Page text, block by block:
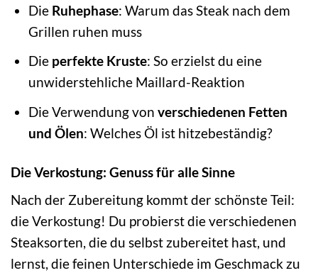
Die Ruhephase: Warum das Steak nach dem
Grillen ruhen muss
Die perfekte Kruste: So erzielst du eine
unwiderstehliche Maillard-Reaktion
Die Verwendung von verschiedenen Fetten
und Ölen: Welches Öl ist hitzebeständig?
Die Verkostung: Genuss für alle Sinne
Nach der Zubereitung kommt der schönste Teil:
die Verkostung! Du probierst die verschiedenen
Steaksorten, die du selbst zubereitet hast, und
lernst, die feinen Unterschiede im Geschmack zu